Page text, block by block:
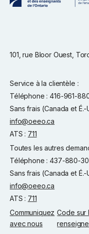
101, rue Bloor Ouest,
Service à la clientèle :
Téléphone : 416-961-
Sans frais (Canada et
info@oeeo.ca
ATS : 711
Toutes les autres
Téléphone : 437-880-
Sans frais (Canada et
info@oeeo.ca
ATS : 711
Communiquez
avec nous
Code sur